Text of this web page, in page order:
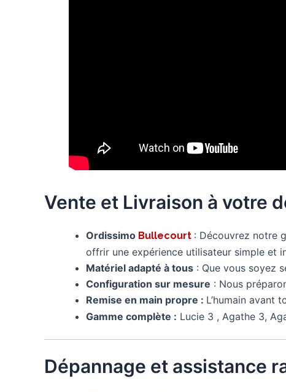
Vente et Livraison à votre
Ordissimo Bullecourt : Découvrez notre
offrir une expérience utilisateur simple et
Matériel adapté à tous : Que vous soyez
Configuration sur mesure : Nous
Remise en main propre : L’humain avant
Gamme complète : Lucie 3 , Agathe 3,
Dépannage et assistance